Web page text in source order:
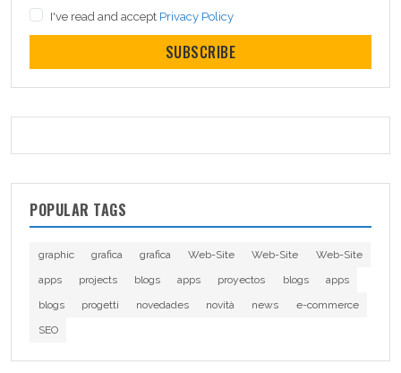
I've read and accept Privacy Policy
SUBSCRIBE
POPULAR TAGS
graphic grafica grafica Web-Site Web-Site
Web-Site
apps
projects blogs apps proyectos blogs
apps
blogs
progetti novedades novità news
e-commerce
SEO